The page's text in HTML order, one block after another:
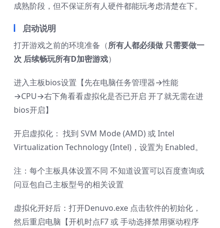
成熟阶段，但不保证所有人硬件都能玩考虑清楚在下。
启动说明
打开游戏之前的环境准备（所有人都必须做 只需要做一
次 后续畅玩所有D加密游戏）
进入主板bios设置【先在电脑任务管理器→性能
→CPU→右下角看看虚拟化是否已开启 开了就无需在进
bios开启】
开启虚拟化： 找到 SVM Mode (AMD) 或 Intel
Virtualization Technology (Intel)，设置为 Enabled。
注：每个主板具体设置不同 不知道设置可以百度查询或
问豆包自己主板型号的相关设置
虚拟化开好后：打开Denuvo.exe 点击软件的初始化，
然后重启电脑【开机时点F7 或 手动选择禁用驱动程序